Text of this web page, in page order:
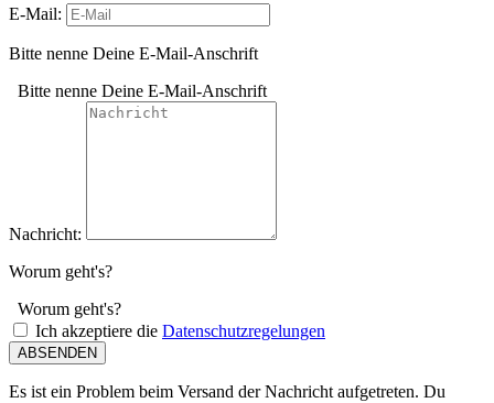
E-Mail:
Bitte nenne Deine E-Mail-Anschrift
Bitte nenne Deine E-Mail-Anschrift
Nachricht:
Worum geht's?
Worum geht's?
Ich akzeptiere die Datenschutzregelungen
ABSENDEN
Es ist ein Problem beim Versand der Nachricht aufgetreten. Du